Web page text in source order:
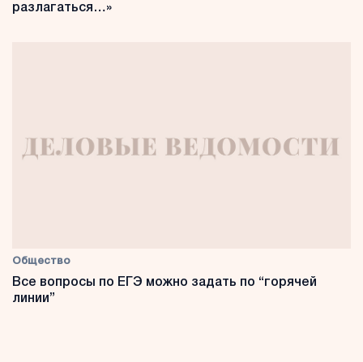
разлагаться…»
Общество
Все вопросы по ЕГЭ можно задать по “горячей
линии”